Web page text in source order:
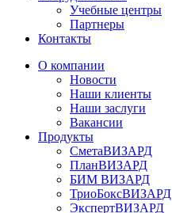
Учебные центры
Партнеры
Контакты
О компании
Новости
Наши клиенты
Наши заслуги
Вакансии
Продукты
СметаВИЗАРД
ПланВИЗАРД
БИМ ВИЗАРД
ТриоБоксВИЗАРД
ЭкспертВИЗАРД